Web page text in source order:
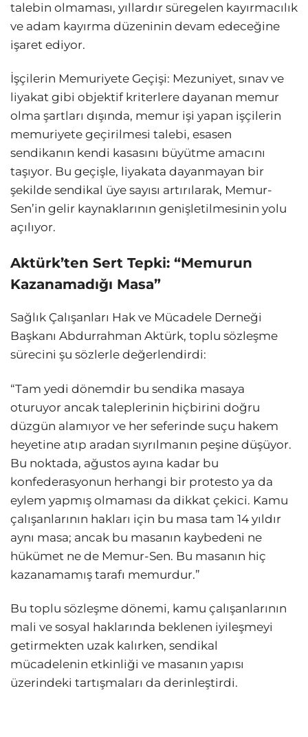
talebin olmaması, yıllardır süregelen kayırmacılık
ve adam kayırma düzeninin devam edeceğine
işaret ediyor.
İşçilerin Memuriyete Geçişi: Mezuniyet, sınav ve
liyakat gibi objektif kriterlere dayanan memur
olma şartları dışında, memur işi yapan işçilerin
memuriyete geçirilmesi talebi, esasen
sendikanın kendi kasasını büyütme amacını
taşıyor. Bu geçişle, liyakata dayanmayan bir
şekilde sendikal üye sayısı artırılarak, Memur-
Sen’in gelir kaynaklarının genişletilmesinin yolu
açılıyor.
Aktürk’ten Sert Tepki: “Memurun
Kazanamadığı Masa”
Sağlık Çalışanları Hak ve Mücadele Derneği
Başkanı Abdurrahman Aktürk, toplu sözleşme
sürecini şu sözlerle değerlendirdi:
“Tam yedi dönemdir bu sendika masaya
oturuyor ancak taleplerinin hiçbirini doğru
düzgün alamıyor ve her seferinde suçu hakem
heyetine atıp aradan sıyrılmanın peşine düşüyor.
Bu noktada, ağustos ayına kadar bu
konfederasyonun herhangi bir protesto ya da
eylem yapmış olmaması da dikkat çekici. Kamu
çalışanlarının hakları için bu masa tam 14 yıldır
aynı masa; ancak bu masanın kaybedeni ne
hükümet ne de Memur-Sen. Bu masanın hiç
kazanamamış tarafı memurdur.”
Bu toplu sözleşme dönemi, kamu çalışanlarının
mali ve sosyal haklarında beklenen iyileşmeyi
getirmekten uzak kalırken, sendikal
mücadelenin etkinliği ve masanın yapısı
üzerindeki tartışmaları da derinleştirdi.